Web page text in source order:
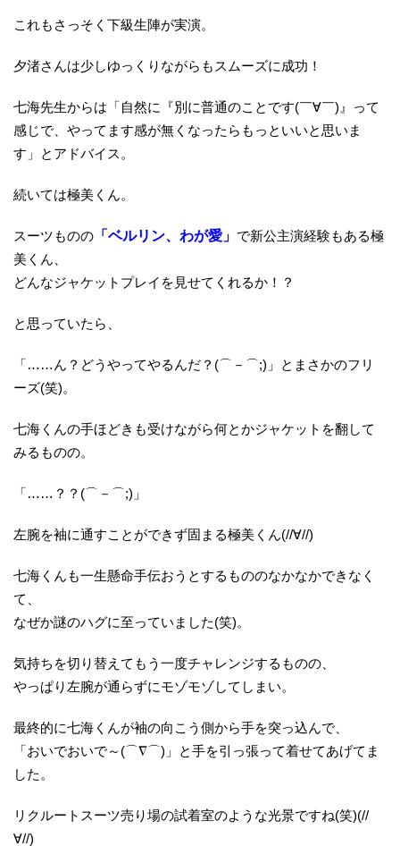
これもさっそく下級生陣が実演。
夕渚さんは少しゆっくりながらもスムーズに成功！
七海先生からは「自然に『別に普通のことです(￣∀￣)』って
感じで、やってます感が無くなったらもっといいと思いま
す」とアドバイス。
続いては極美くん。
スーツものの 「ベルリン、わが愛」 で新公主演経験もある極
美くん、
どんなジャケットプレイを見せてくれるか！？
と思っていたら、
「……ん？どうやってやるんだ？(⌒－⌒;)」とまさかのフリ
ーズ(笑)。
七海くんの手ほどきも受けながら何とかジャケットを翻して
みるものの。
「……？？(⌒－⌒;)」
左腕を袖に通すことができず固まる極美くん(//∀//)
七海くんも一生懸命手伝おうとするもののなかなかできなく
て、
なぜか謎のハグに至っていました(笑)。
気持ちを切り替えてもう一度チャレンジするものの、
やっぱり左腕が通らずにモゾモゾしてしまい。
最終的に七海くんが袖の向こう側から手を突っ込んで、
「おいでおいで～(⌒∇⌒)」と手を引っ張って着せてあげてま
した。
リクルートスーツ売り場の試着室のような光景ですね(笑)(//
∀//)